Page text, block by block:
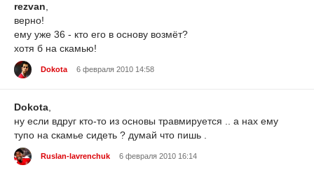
rezvan,
верно!
ему уже 36 - кто его в основу возмёт?
хотя б на скамью!
Dokota 6 февраля 2010 14:58
Dokota
ну если вдруг кто-то из основы травмируется .. а нах ему
тупо на скамье сидеть ? думай что пишь .
Ruslan-lavrenchuk 6 февраля 2010 16:14